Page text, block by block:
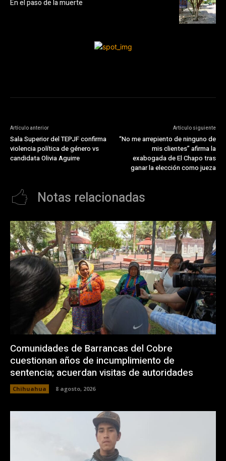
En el paso de la muerte
Artículo anterior
Sala Superior del TEPJF confirma
violencia política de género vs
candidata Olivia Aguirre
Artículo siguiente
“No me arrepiento de ninguno de
mis clientes” afirma la
exabogada de El Chapo tras
ganar la elección como jueza
Notas relacionadas
Comunidades de Barrancas del Cobre
cuestionan años de incumplimiento de
sentencia; acuerdan visitas de autoridades
Chihuahua 8 agosto, 2026